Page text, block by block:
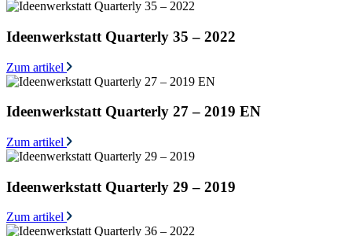
Ideenwerkstatt Quarterly 35 – 2022
Zum artikel
Ideenwerkstatt Quarterly 27 – 2019 EN
Zum artikel
Ideenwerkstatt Quarterly 29 – 2019
Zum artikel